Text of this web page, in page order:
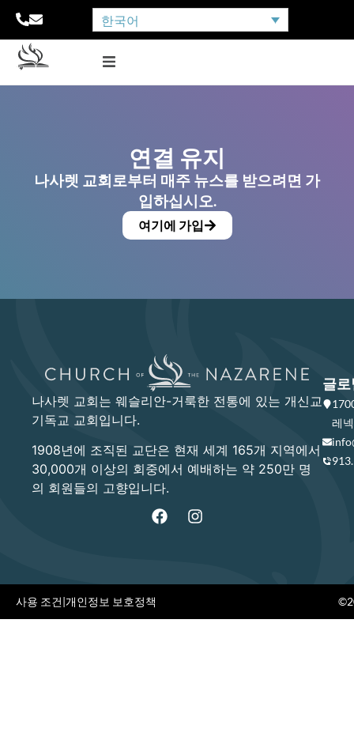
한국어
연결 유지
나사렛 교회로부터 매주 뉴스를 받으려면 가
입하십시오.
여기에 가입
나사렛 교회는 웨슬리안-거룩한 전통에 있는 개신교
기독교 교회입니다.
1908년에 조직된 교단은 현재 세계 165개 지역에서
30,000개 이상의 회중에서 예배하는 약 250만 명
의 회원들의 고향입니다.
글로
레
사용 조건|개인정보 보호정책